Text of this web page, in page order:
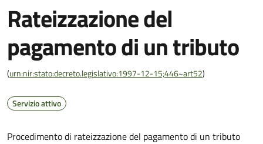
Rateizzazione del
pagamento di un tributo
(urn:nir:stato:decreto.legislativo:1997-12-15;446~art52)
Servizio attivo
Procedimento di rateizzazione del pagamento di un tributo